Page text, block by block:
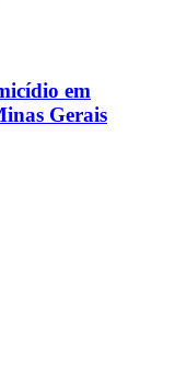
em
Gerais